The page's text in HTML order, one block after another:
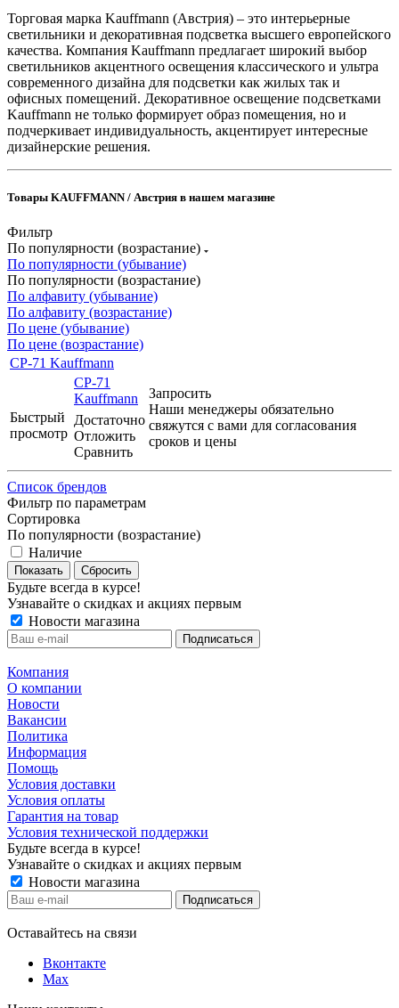
Торговая марка Kauffmann (Австрия) – это интерьерные
светильники и декоративная подсветка высшего европейского
качества. Компания Kauffmann предлагает широкий выбор
светильников акцентного освещения классического и ультра
современного дизайна для подсветки как жилых так и
офисных помещений. Декоративное освещение подсветками
Kauffmann не только формирует образ помещения, но и
подчеркивает индивидуальность, акцентирует интересные
дизайнерские решения.
Товары KAUFFMANN / Австрия в нашем магазине
Фильтр
По популярности (возрастание)
По популярности (убывание)
По популярности (возрастание)
По алфавиту (убывание)
По алфавиту (возрастание)
По цене (убывание)
По цене (возрастание)
CP-71 Kauffmann
Быстрый
просмотр
CP-71
Kauffmann
Достаточно
Отложить
Сравнить
Запросить
Наши менеджеры обязательно
свяжутся с вами для согласования
сроков и цены
Список брендов
Фильтр по параметрам
Сортировка
По популярности (возрастание)
Наличие
Сбросить
Будьте всегда в курсе!
Узнавайте о скидках и акциях первым
Новости магазина
Компания
О компании
Новости
Вакансии
Политика
Информация
Помощь
Условия доставки
Условия оплаты
Гарантия на товар
Условия технической поддержки
Будьте всегда в курсе!
Узнавайте о скидках и акциях первым
Новости магазина
Оставайтесь на связи
Вконтакте
Max